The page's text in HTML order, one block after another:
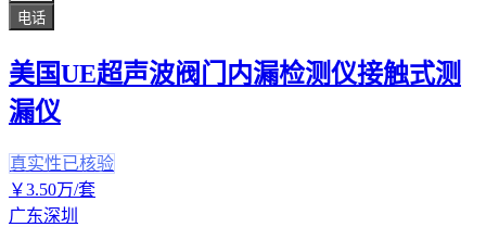
电话
美国UE超声波阀门内漏检测仪接触式测
漏仪
真实性已核验
￥3.50万/套
广东深圳